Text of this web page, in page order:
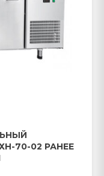
70-02 РАНЕЕ